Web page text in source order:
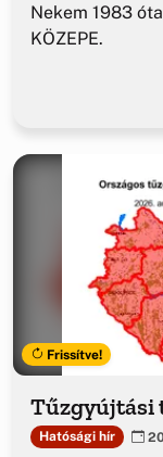
Nekem 1983
KÖZEPE.
Frissítve!
Tűzgyújtási
Hatósági hír